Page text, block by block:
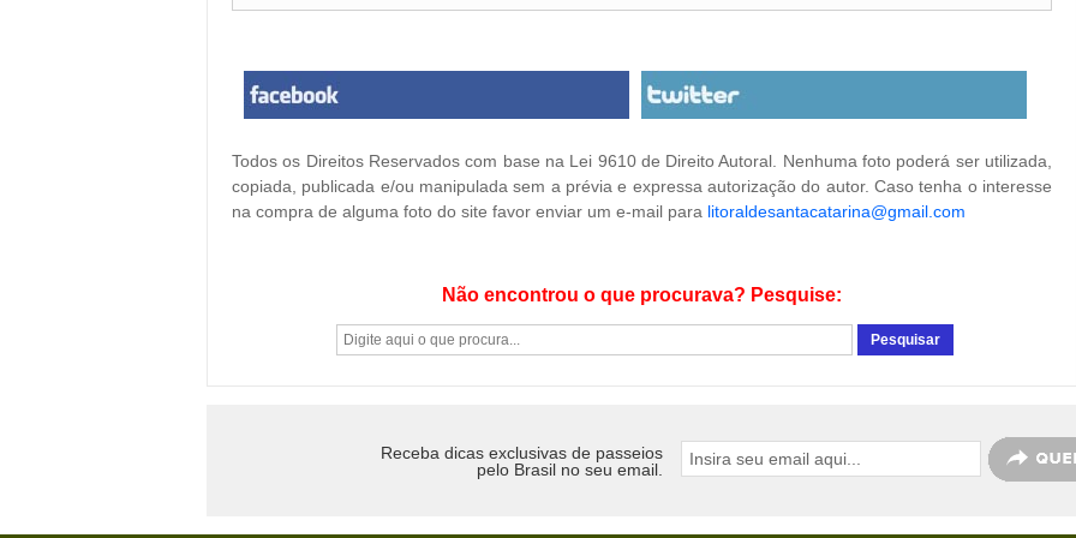
Todos os Direitos Reservados com base na Lei 9610 de Direito Autoral. Nenhuma foto poderá ser utilizada,
copiada, publicada e/ou manipulada sem a prévia e expressa autorização do autor. Caso tenha o interesse
na compra de alguma foto do site favor enviar um e-mail para litoraldesantacatarina@gmail.com
Não encontrou o que procurava? Pesquise:
Receba dicas exclusivas de passeios
pelo Brasil no seu email.